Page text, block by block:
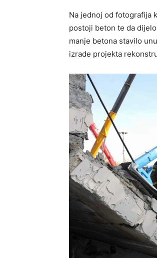
Na jednoj od fotografija
postoji beton te da
manje betona stavilo
izrade projekta